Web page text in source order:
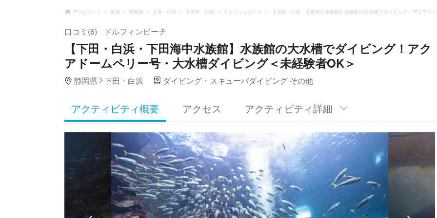
アソビュー！ 東海 静岡県 下田・白浜 下田市・白浜 ドルフィンビーチ 【下田・白浜・下田海中水族館】水族館の大水槽でダイビング！アクアド
口コミ(6) ドルフィンビーチ
【下田・白浜・下田海中水族館】水族館の大水槽でダイビング！アク
アドームペリー号・大水槽ダイビング＜未経験者OK＞
静岡県 下田・白浜 ダイビング・スキューバダイビング その他
アクティビティ概要 アクセス アクティビティ詳細